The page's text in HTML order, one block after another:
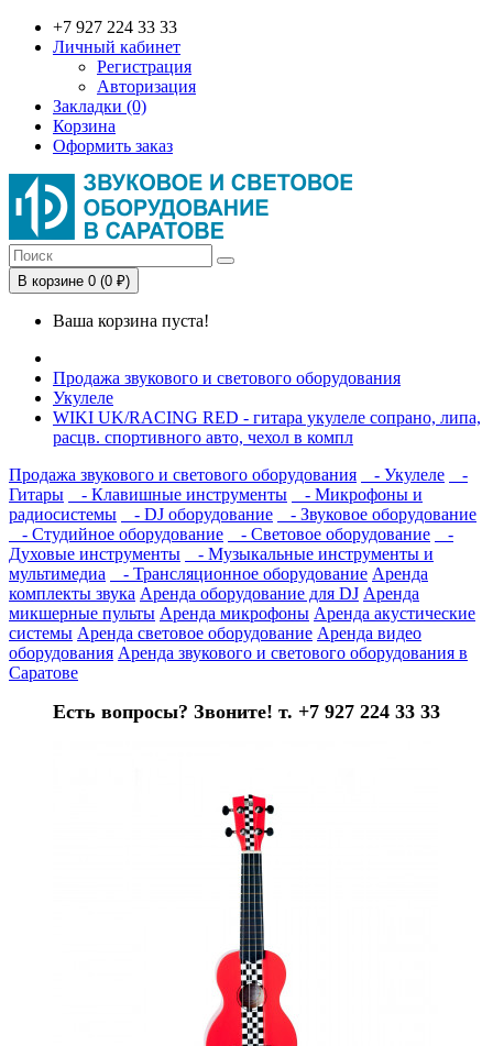
+7 927 224 33 33
Личный кабинет
Регистрация
Авторизация
Закладки (0)
Корзина
Оформить заказ
В корзине 0 (0 ₽)
Ваша корзина пуста!
Продажа звукового и светового оборудования
Укулеле
WIKI UK/RACING RED - гитара укулеле сопрано, липа,
расцв. спортивного авто, чехол в компл
Продажа звукового и светового оборудования
- Укулеле
-
Гитары
- Клавишные инструменты
- Микрофоны и
радиосистемы
- DJ оборудование
- Звуковое оборудование
- Студийное оборудование
- Световое оборудование
-
Духовые инструменты
- Музыкальные инструменты и
мультимедиа
- Трансляционное оборудование Аренда
комплекты звука Аренда оборудование для DJ Аренда
микшерные пульты Аренда микрофоны Аренда акустические
системы Аренда световое оборудование Аренда видео
оборудования Аренда звукового и светового оборудования в
Саратове
Есть вопросы? Звоните! т. +7 927 224 33 33